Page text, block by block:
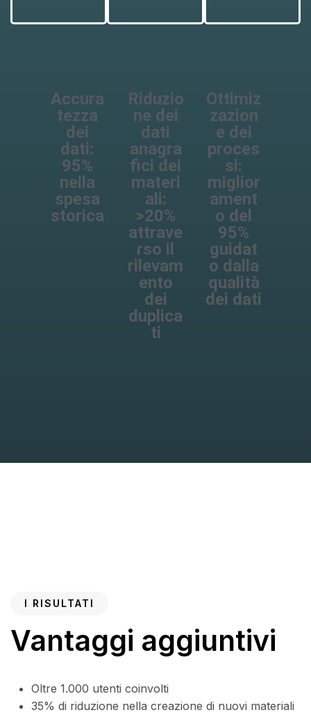
Accura
tezza
dei
dati:
95%
nella
spesa
storica
Riduzio
ne dei
dati
anagra
fici dei
materi
ali:
>20%
attrave
rso il
rilevam
ento
dei
duplica
ti
Ottimiz
zazion
e dei
proces
si:
miglior
ament
o del
95%
guidat
o dalla
qualità
dei dati
I RISULTATI
Vantaggi aggiuntivi
Oltre 1.000 utenti coinvolti
35% di riduzione nella creazione di nuovi materiali